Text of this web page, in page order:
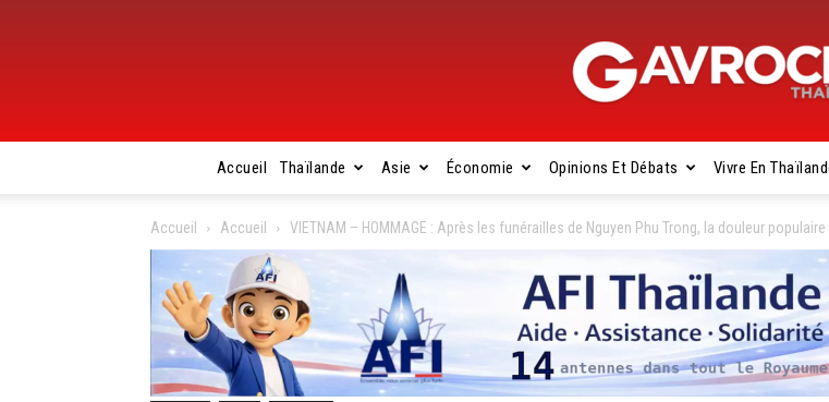
Gavroche
Thaïlande
Accueil Thaïlande Asie Économie Opinions Et Débats Vivre En
Accueil Accueil VIETNAM – HOMMAGE : Après les funérailles de Nguyen Phu Trong, la douleur populaire